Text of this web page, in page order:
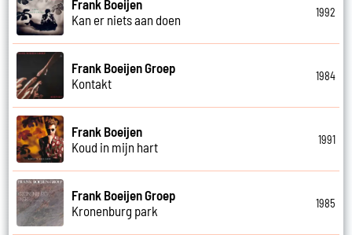
Frank Boeijen
Kan er niets aan doen
1992
Frank Boeijen Groep
Kontakt
1984
Frank Boeijen
Koud in mijn hart
1991
Frank Boeijen Groep
Kronenburg park
1985